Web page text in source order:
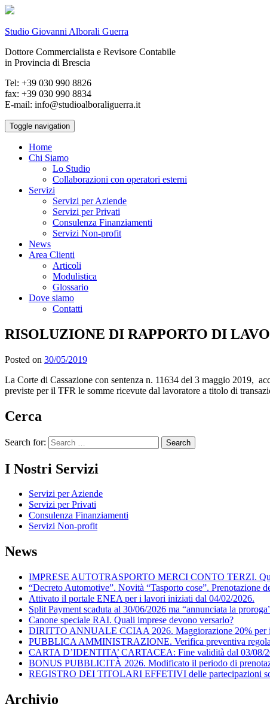
Studio Giovanni Alborali Guerra
Dottore Commercialista e Revisore Contabile
in Provincia di Brescia
Tel: +39 030 990 8826
fax: +39 030 990 8834
E-mail: info@studioalboraliguerra.it
Toggle navigation
Home
Chi Siamo
Lo Studio
Collaborazioni con operatori esterni
Servizi
Servizi per Aziende
Servizi per Privati
Consulenza Finanziamenti
Servizi Non-profit
News
Area Clienti
Articoli
Modulistica
Glossario
Dove siamo
Contatti
RISOLUZIONE DI RAPPORTO DI
Posted on 30/05/2019
La Corte di Cassazione con sentenza n. 11634 del 3 maggio 2019,
previste per il TFR le somme ricevute dal lavoratore a titolo di
Cerca
Search for:
I Nostri Servizi
Servizi per Aziende
Servizi per Privati
Consulenza Finanziamenti
Servizi Non-profit
News
IMPRESE AUTOTRASPORTO MERCI CONTO TERZI.
“Decreto Automotive”. Novità “Tasporto cose”. Prenotazione
Attivato il portale ENEA per i lavori iniziati dal 04/02/2026.
Split Payment scaduta al 30/06/2026 ma “annunciata la
Canone speciale RAI. Quali imprese devono versarlo?
DIRITTO ANNUALE CCIAA 2026. Maggiorazione 20% per
PUBBLICA AMMINISTRAZIONE. Verifica preventiva
CARTA D’IDENTITA’ CARTACEA: Fine validità dal 03/08/
BONUS PUBBLICITÀ 2026. Modificato il periodo di
REGISTRO DEI TITOLARI EFFETIVI delle partecipazioni
Archivio